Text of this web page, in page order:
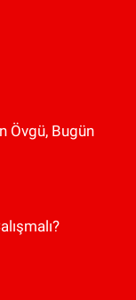
Övgü, Bugün